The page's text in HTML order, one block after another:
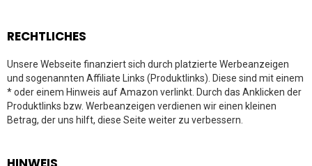
RECHTLICHES
Unsere Webseite finanziert sich durch platzierte Werbeanzeigen
und sogenannten Affiliate Links (Produktlinks). Diese sind mit einem
* oder einem Hinweis auf Amazon verlinkt. Durch das Anklicken der
Produktlinks bzw. Werbeanzeigen verdienen wir einen kleinen
Betrag, der uns hilft, diese Seite weiter zu verbessern.